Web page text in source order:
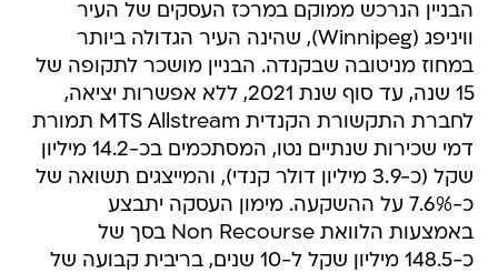
הבניין הנרכש ממוקם במרכז העסקים של העיר
וויניפג (Winnipeg), שהינה העיר הגדולה ביותר
במחוז מניטובה שבקנדה. הבניין מושכר לתקופה של
15 שנה, עד סוף שנת 2021, ללא אפשרות יציאה,
לחברת התקשורת הקנדית MTS Allstream תמורת
דמי שכירות שנתיים נטו, המסתכמים בכ-14.2 מיליון
שקל (כ-3.9 מיליון דולר קנדי), והמייצגים תשואה של
כ-7.6% על ההשקעה. מימון העסקה יתבצע
באמצעות הלוואת Non Recourse בסך של
כ-148.5 מיליון שקל ל-10 שנים, בריבית קבועה של